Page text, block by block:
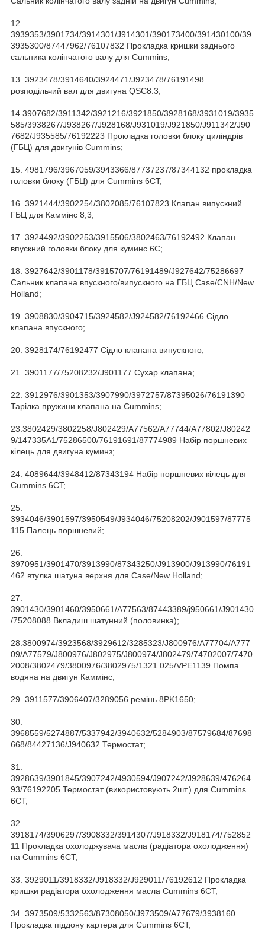
12.
3939353/3901734/3914301/J914301/390173400/391430100/39
3935300/87447962/76107832 Прокладка кришки заднього
сальника колінчатого валу для Cummins;
13. 3923478/3914640/3924471/J923478/76191498
розподільчий вал для двигуна QSC8.3;
14.3907682/3911342/3921216/3921850/3928168/3931019/3935
585/3938267/J938267/J928168/J931019/J921850/J911342/J90
7682/J935585/76192223 Прокладка головки блоку циліндрів
(ГБЦ) для двигунів Cummins;
15. 4981796/3967059/3943366/87737237/87344132 прокладка
головки блоку (ГБЦ) для Cummins 6CT;
16. 3921444/3902254/3802085/76107823 Клапан випускний
ГБЦ для Каммінс 8,3;
17. 3924492/3902253/3915506/3802463/76192492 Клапан
впускний головки блоку для куминс 6C;
18. 3927642/3901178/3915707/76191489/J927642/75286697
Сальник клапана впускного/випускного на ГБЦ Case/CNH/New
Holland;
19. 3908830/3904715/3924582/J924582/76192466 Сідло
клапана впускного;
20. 3928174/76192477 Сідло клапана випускного;
21. 3901177/75208232/J901177 Сухар клапана;
22. 3912976/3901353/3907990/3972757/87395026/76191390
Тарілка пружини клапана на Cummins;
23.3802429/3802258/J802429/A77562/A77744/A77802/J80242
9/147335A1/75286500/76191691/87774989 Набір поршневих
кілець для двигуна куминз;
24. 4089644/3948412/87343194 Набір поршневих кілець для
Cummins 6CT;
25.
3934046/3901597/3950549/J934046/75208202/J901597/87775
115 Палець поршневий;
26.
3970951/3901470/3913990/87343250/J913900/J913990/76191
462 втулка шатуна верхня для Case/New Holland;
27.
3901430/3901460/3950661/A77563/87443389/j950661/J901430
/75208088 Вкладиш шатунний (половинка);
28.3800974/3923568/3929612/3285323/J800976/A77704/A777
09/A77579/J800976/J802975/J800974/J802479/74702007/7470
2008/3802479/3800976/3802975/1321.025/VPE1139 Помпа
водяна на двигун Каммінс;
29. 3911577/3906407/3289056 ремінь 8PK1650;
30.
3968559/5274887/5337942/3940632/5284903/87579684/87698
668/84427136/J940632 Термостат;
31.
3928639/3901845/3907242/4930594/J907242/J928639/476264
93/76192205 Термостат (використовують 2шт.) для Cummins
6CT;
32.
3918174/3906297/3908332/3914307/J918332/J918174/752852
11 Прокладка охолоджувача масла (радіатора охолодження)
на Cummins 6CT;
33. 3929011/3918332/J918332/J929011/76192612 Прокладка
кришки радіатора охолодження масла Cummins 6CT;
34. 3973509/5332563/87308050/J973509/A77679/3938160
Прокладка піддону картера для Cummins 6CT;